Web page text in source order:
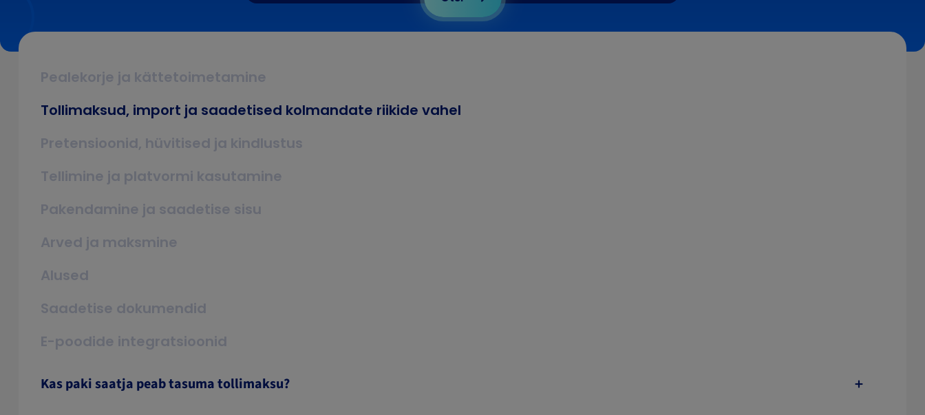
Pealekorje ja kättetoimetamine
Tollimaksud, import ja saadetised kolmandate riikide vahel
Pretensioonid, hüvitised ja kindlustus
Tellimine ja platvormi kasutamine
Pakendamine ja saadetise sisu
Arved ja maksmine
Alused
Saadetise dokumendid
E-poodide integratsioonid
Kas paki saatja peab tasuma tollimaksu?